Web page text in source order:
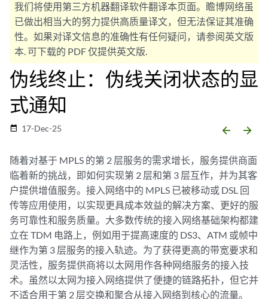
我们将使用第三方机器翻译软件翻译本页面。瞻博网络虽
已做出相当大的努力提供高质量译文，但无法保证其准确
性。如果对译文信息的准确性有任何疑问，请参阅英文版
本. 可下载的 PDF 仅提供英文版.
伪线终止：伪线关闭状态的显
式通知
date_range 17-Dec-25 arrow_backward arrow_forward
随着对基于 MPLS 的第 2 层服务的需求增长，服务提供商面
临着新的挑战，即如何实现第 2 层和第 3 层互作，并为其客
户提供增值服务。接入网络中的 MPLS 已被移动或 DSL 回
传等应用使用，以实现更具成本效益的解决方案、更好的服
务可靠性和服务质量。大多数传统的接入网络基础架构都建
立在 TDM 电路上，例如用于提高速度的 DS3、ATM 或帧中
继作为第 3 层服务的接入轨迹。为了获得更高的带宽要求和
灵活性，服务提供商将以太网用作各种网络服务的接入技
术。虽然以太网为接入网络提供了便捷的链路拓扑，但它并
不适合用于第 2 层交换和聚合从接入网络到核心的流量。